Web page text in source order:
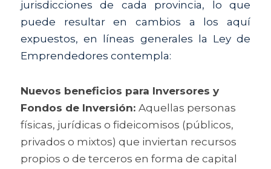
jurisdicciones de cada provincia, lo que
puede resultar en cambios a los aquí
expuestos, en líneas generales la Ley de
Emprendedores contempla:
Nuevos beneficios para Inversores y
Fondos de Inversión: Aquellas personas
físicas, jurídicas o fideicomisos (públicos,
privados o mixtos) que inviertan recursos
propios o de terceros en forma de capital